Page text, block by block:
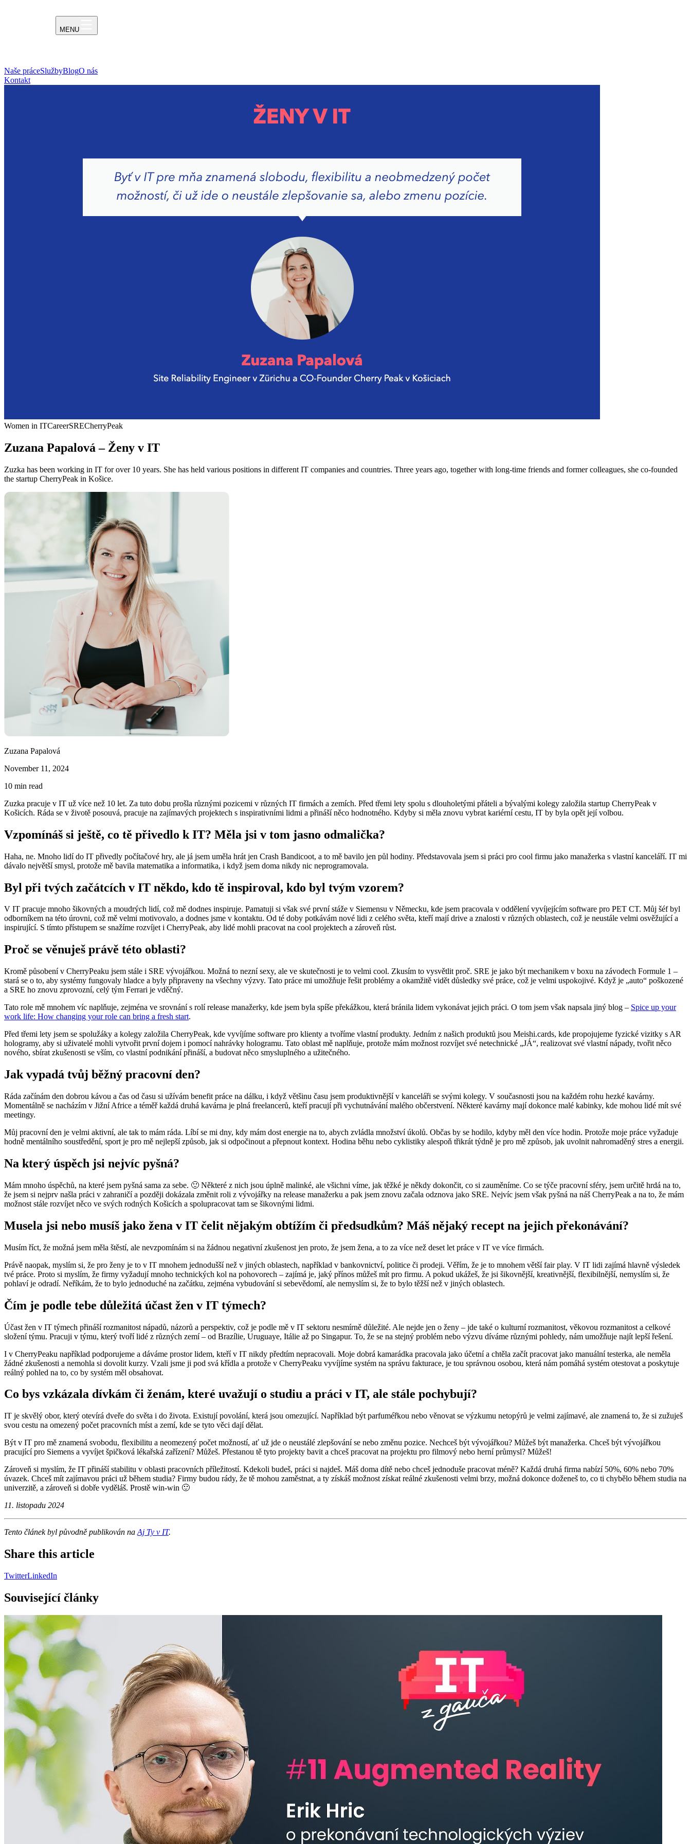
MENU
Naše práceSlužbyBlogO nás
Kontakt
Women in ITCareerSRECherryPeak
Zuzana Papalová – Ženy v IT
Zuzka has been working in IT for over 10 years. She has held various positions in different IT companies and countries. Three years ago, together with long-time friends and former colleagues, she co-founded
the startup CherryPeak in Košice.
Zuzana Papalová
November 11, 2024
10 min read
Zuzka pracuje v IT už více než 10 let. Za tuto dobu prošla různými pozicemi v různých IT firmách a zemích. Před třemi lety spolu s dlouholetými přáteli a bývalými kolegy založila startup CherryPeak v
Košicích. Ráda se v životě posouvá, pracuje na zajímavých projektech s inspirativními lidmi a přináší něco hodnotného. Kdyby si měla znovu vybrat kariérní cestu, IT by byla opět její volbou.
Vzpomínáš si ještě, co tě přivedlo k IT? Měla jsi v tom jasno odmalička?
Haha, ne. Mnoho lidí do IT přivedly počítačové hry, ale já jsem uměla hrát jen Crash Bandicoot, a to mě bavilo jen půl hodiny. Představovala jsem si práci pro cool firmu jako manažerka s vlastní kanceláří. IT mi
dávalo největší smysl, protože mě bavila matematika a informatika, i když jsem doma nikdy nic neprogramovala.
Byl při tvých začátcích v IT někdo, kdo tě inspiroval, kdo byl tvým vzorem?
V IT pracuje mnoho šikovných a moudrých lidí, což mě dodnes inspiruje. Pamatuji si však své první stáže v Siemensu v Německu, kde jsem pracovala v oddělení vyvíjejícím software pro PET CT. Můj šéf byl
odborníkem na této úrovni, což mě velmi motivovalo, a dodnes jsme v kontaktu. Od té doby potkávám nové lidi z celého světa, kteří mají drive a znalosti v různých oblastech, což je neustále velmi osvěžující a
inspirující. S tímto přístupem se snažíme rozvíjet i CherryPeak, aby lidé mohli pracovat na cool projektech a zároveň růst.
Proč se věnuješ právě této oblasti?
Kromě působení v CherryPeaku jsem stále i SRE vývojářkou. Možná to nezní sexy, ale ve skutečnosti je to velmi cool. Zkusím to vysvětlit proč. SRE je jako být mechanikem v boxu na závodech Formule 1 –
stará se o to, aby systémy fungovaly hladce a byly připraveny na všechny výzvy. Tato práce mi umožňuje řešit problémy a okamžitě vidět důsledky své práce, což je velmi uspokojivé. Když je „auto“ poškozené
a SRE ho znovu zprovozní, celý tým Ferrari je vděčný.
Tato role mě mnohem víc naplňuje, zejména ve srovnání s rolí release manažerky, kde jsem byla spíše překážkou, která bránila lidem vykonávat jejich práci. O tom jsem však napsala jiný blog – Spice up your
work life: How changing your role can bring a fresh start.
Před třemi lety jsem se spolužáky a kolegy založila CherryPeak, kde vyvíjíme software pro klienty a tvoříme vlastní produkty. Jedním z našich produktů jsou Meishi.cards, kde propojujeme fyzické vizitky s AR
hologramy, aby si uživatelé mohli vytvořit první dojem i pomocí nahrávky hologramu. Tato oblast mě naplňuje, protože mám možnost rozvíjet své netechnické „JÁ“, realizovat své vlastní nápady, tvořit něco
nového, sbírat zkušenosti se vším, co vlastní podnikání přináší, a budovat něco smysluplného a užitečného.
Jak vypadá tvůj běžný pracovní den?
Ráda začínám den dobrou kávou a čas od času si užívám benefit práce na dálku, i když většinu času jsem produktivnější v kanceláři se svými kolegy. V současnosti jsou na každém rohu hezké kavárny.
Momentálně se nacházím v Jižní Africe a téměř každá druhá kavárna je plná freelancerů, kteří pracují při vychutnávání malého občerstvení. Některé kavárny mají dokonce malé kabinky, kde mohou lidé mít své
meetingy.
Můj pracovní den je velmi aktivní, ale tak to mám ráda. Líbí se mi dny, kdy mám dost energie na to, abych zvládla množství úkolů. Občas by se hodilo, kdyby měl den více hodin. Protože moje práce vyžaduje
hodně mentálního soustředění, sport je pro mě nejlepší způsob, jak si odpočinout a přepnout kontext. Hodina běhu nebo cyklistiky alespoň třikrát týdně je pro mě způsob, jak uvolnit nahromaděný stres a energii.
Na který úspěch jsi nejvíc pyšná?
Mám mnoho úspěchů, na které jsem pyšná sama za sebe. 🙂 Některé z nich jsou úplně malinké, ale všichni víme, jak těžké je někdy dokončit, co si zauměníme. Co se týče pracovní sféry, jsem určitě hrdá na to,
že jsem si nejprv našla práci v zahraničí a později dokázala změnit roli z vývojářky na release manažerku a pak jsem znovu začala odznova jako SRE. Nejvíc jsem však pyšná na náš CherryPeak a na to, že mám
možnost stále rozvíjet něco ve svých rodných Košicích a spolupracovat tam se šikovnými lidmi.
Musela jsi nebo musíš jako žena v IT čelit nějakým obtížím či předsudkům? Máš nějaký recept na jejich překonávání?
Musím říct, že možná jsem měla štěstí, ale nevzpomínám si na žádnou negativní zkušenost jen proto, že jsem žena, a to za více než deset let práce v IT ve více firmách.
Právě naopak, myslím si, že pro ženy je to v IT mnohem jednodušší než v jiných oblastech, například v bankovnictví, politice či prodeji. Věřím, že je to mnohem větší fair play. V IT lidi zajímá hlavně výsledek
tvé práce. Proto si myslím, že firmy vyžadují mnoho technických kol na pohovorech – zajímá je, jaký přínos můžeš mít pro firmu. A pokud ukážeš, že jsi šikovnější, kreativnější, flexibilnější, nemyslím si, že
pohlaví je odradí. Neříkám, že to bylo jednoduché na začátku, zejména vybudování si sebevědomí, ale nemyslím si, že to bylo těžší než v jiných oblastech.
Čím je podle tebe důležitá účast žen v IT týmech?
Účast žen v IT týmech přináší rozmanitost nápadů, názorů a perspektiv, což je podle mě v IT sektoru nesmírně důležité. Ale nejde jen o ženy – jde také o kulturní rozmanitost, věkovou rozmanitost a celkové
složení týmu. Pracuji v týmu, který tvoří lidé z různých zemí – od Brazílie, Uruguaye, Itálie až po Singapur. To, že se na stejný problém nebo výzvu díváme různými pohledy, nám umožňuje najít lepší řešení.
I v CherryPeaku například podporujeme a dáváme prostor lidem, kteří v IT nikdy předtím nepracovali. Moje dobrá kamarádka pracovala jako účetní a chtěla začít pracovat jako manuální testerka, ale neměla
žádné zkušenosti a nemohla si dovolit kurzy. Vzali jsme ji pod svá křídla a protože v CherryPeaku vyvíjíme systém na správu fakturace, je tou správnou osobou, která nám pomáhá systém otestovat a poskytuje
reálný pohled na to, co by systém měl obsahovat.
Co bys vzkázala dívkám či ženám, které uvažují o studiu a práci v IT, ale stále pochybují?
IT je skvělý obor, který otevírá dveře do světa i do života. Existují povolání, která jsou omezující. Například být parfuméřkou nebo věnovat se výzkumu netopýrů je velmi zajímavé, ale znamená to, že si zužuješ
svou cestu na omezený počet pracovních míst a zemí, kde se tyto věci dají dělat.
Být v IT pro mě znamená svobodu, flexibilitu a neomezený počet možností, ať už jde o neustálé zlepšování se nebo změnu pozice. Nechceš být vývojářkou? Můžeš být manažerka. Chceš být vývojářkou
pracující pro Siemens a vyvíjet špičková lékařská zařízení? Můžeš. Přestanou tě tyto projekty bavit a chceš pracovat na projektu pro filmový nebo herní průmysl? Můžeš!
Zároveň si myslím, že IT přináší stabilitu v oblasti pracovních příležitostí. Kdekoli budeš, práci si najdeš. Máš doma dítě nebo chceš jednoduše pracovat méně? Každá druhá firma nabízí 50%, 60% nebo 70%
úvazek. Chceš mít zajímavou práci už během studia? Firmy budou rády, že tě mohou zaměstnat, a ty získáš možnost získat reálné zkušenosti velmi brzy, možná dokonce doženeš to, co ti chybělo během studia na
univerzitě, a zároveň si dobře vyděláš. Prostě win-win 🙂
11. listopadu 2024
Tento článek byl původně publikován na Aj Ty v IT.
Share this article
TwitterLinkedIn
Související články